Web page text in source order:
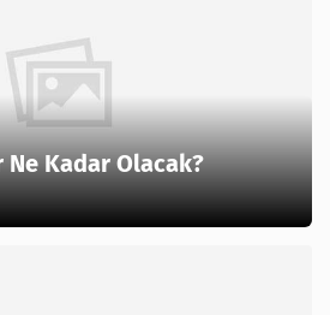
Ne Kadar Olacak?